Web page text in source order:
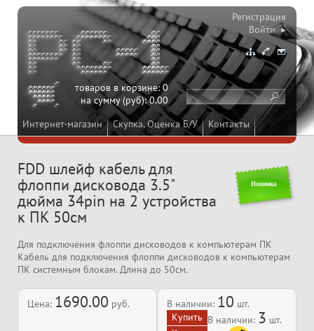
Интернет-магазин Скупка, Оценка Б/У Контакты
товаров в корзине:0
на сумму (руб):0.00
Регистрация
Войти ▸
Новинка
FDD шлейф кабель для
флоппи дисковода 3.5"
дюйма 34pin на 2 устройствa
к ПК 50см
Для подключения флоппи дисководов к компьютерам ПК
Кабель для подключения флоппи дисководов к компьютерам
ПК системным блокам. Длина до 50см.
Цена: 1690.00 руб. В наличии: 10 шт.
В наличии: 3 шт.